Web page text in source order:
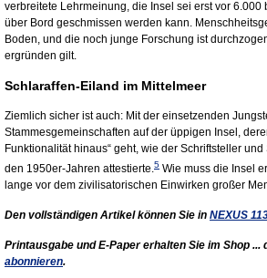
verbreitete Lehrmeinung, die Insel sei erst vor
über Bord geschmissen werden kann.
Boden, und die noch junge Forschung ist
ergründen gilt.
Schlaraffen-Eiland im Mittelmeer
Ziemlich sicher ist auch: Mit der einsetzenden
Stammesgemeinschaften auf der üppigen Insel,
Funktionalität hinaus“ geht, wie der Schriftsteller
den 1950er-Jahren attestierte.5 Wie muss die Insel
lange vor dem zivilisatorischen Einwirken großer
Den vollständigen Artikel können Sie in NEXUS
Printausgabe und E-Paper erhalten Sie im Shop ...
abonnieren.